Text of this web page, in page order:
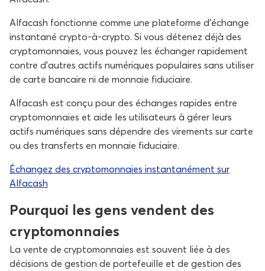
Alfacash fonctionne comme une plateforme d’échange
instantané crypto-à-crypto. Si vous détenez déjà des
cryptomonnaies, vous pouvez les échanger rapidement
contre d’autres actifs numériques populaires sans utiliser
de carte bancaire ni de monnaie fiduciaire.
Alfacash est conçu pour des échanges rapides entre
cryptomonnaies et aide les utilisateurs à gérer leurs
actifs numériques sans dépendre des virements sur carte
ou des transferts en monnaie fiduciaire.
Échangez des cryptomonnaies instantanément sur
Alfacash
Pourquoi les gens vendent des
cryptomonnaies
La vente de cryptomonnaies est souvent liée à des
décisions de gestion de portefeuille et de gestion des